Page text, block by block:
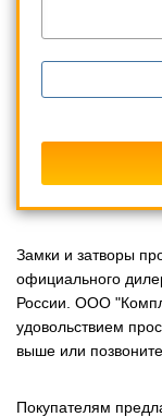
Замки и затворы
официального
России. ООО
удовольствием
выше или
Покупателям